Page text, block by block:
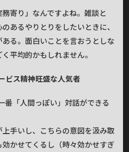
寄り」なんですよね。雑談と
あるやりとりをしたいときに、
る。面白いことを言おうとしな
平均的かもしれません。
ビス精神旺盛な人気者
番「人間っぽい」対話ができる
手いし、こちらの意図を汲み取
かせてくるし（時々効かせすぎ